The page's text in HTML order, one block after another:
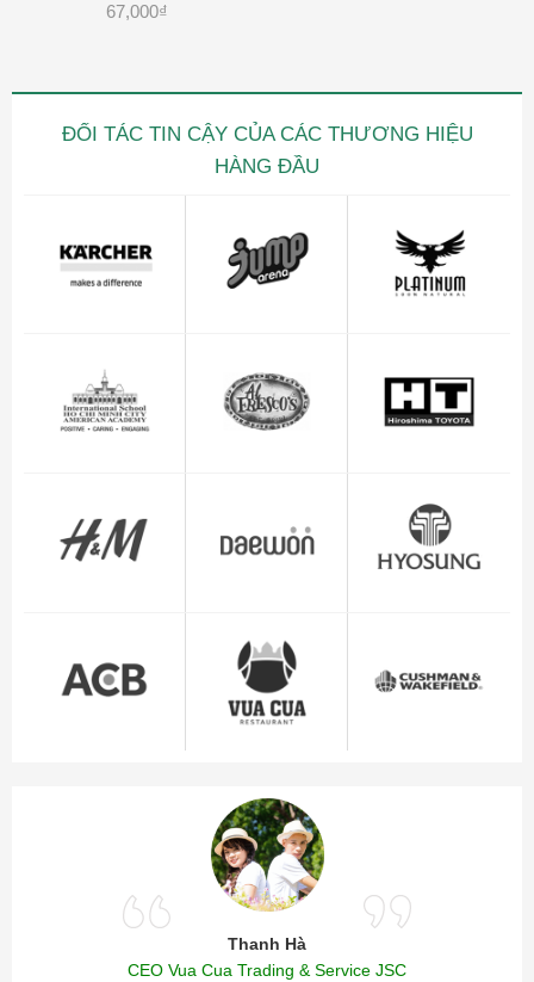
67,000₫
ĐỐI TÁC TIN CẬY CỦA CÁC THƯƠNG HIỆU
HÀNG ĐẦU
Thanh Hà
CEO Vua Cua Trading & Service JSC